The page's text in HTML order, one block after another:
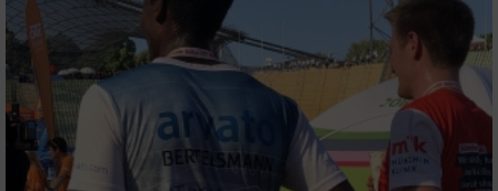
Verwendung reduzierter Daten zur Auswahl
von Werbeanzeigen
Erstellung von Profilen für personalisierte
Werbung
Verwendung von Profilen zur Auswahl
personalisierter Werbung